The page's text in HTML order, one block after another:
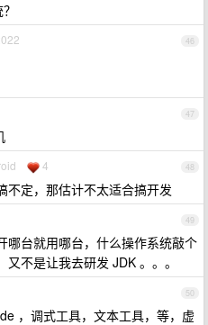
46
47
48
4
不定，那估计不太适合搞开发
49
哪台就用哪台，什么操作系统敲个
不是让我去研发 JDK 。。。
50
，调式工具，文本工具，等，虚